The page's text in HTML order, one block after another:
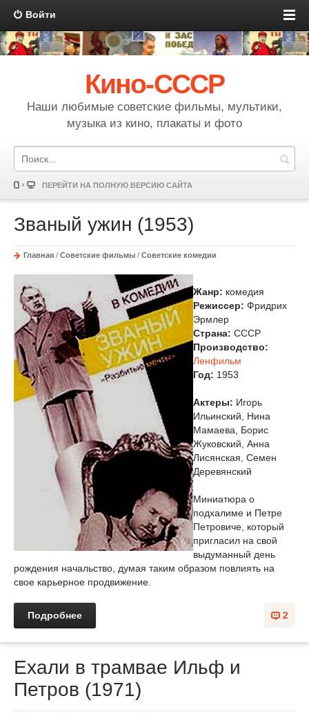
Войти
Кино-СССР
Наши любимые советские фильмы, мультики,
музыка из кино, плакаты и фото
ПЕРЕЙТИ НА ПОЛНУЮ ВЕРСИЮ САЙТА
Званый ужин (1953)
Главная / Советские фильмы / Советские комедии
Жанр: комедия
Режиссер: Фридрих
Эрмлер
Страна: СССР
Производство:
Ленфильм
Год: 1953
Актеры: Игорь
Ильинский, Нина
Мамаева, Борис
Жуковский, Анна
Лисянская, Семен
Деревянский
Миниатюра о
подхалиме и Петре
Петровиче, который
пригласил на свой
выдуманный день
рождения начальство, думая таким образом повлиять на
свое карьерное продвижение.
2
Подробнее
Ехали в трамвае Ильф и
Петров (1971)